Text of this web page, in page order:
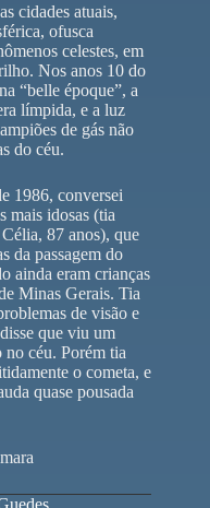
cidades atuais,
ofusca
celestes, em
Nos anos 10 do
“belle époque”, a
límpida, e a luz
de gás não
do céu.
1986, conversei
mais idosas (tia
87 anos), que
da passagem do
ainda eram crianças
Minas Gerais. Tia
de visão e
que viu um
céu. Porém tia
o cometa, e
quase pousada